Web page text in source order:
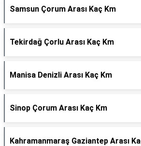
Samsun Çorum Arası Kaç Km
Tekirdağ Çorlu Arası Kaç Km
Manisa Denizli Arası Kaç Km
Sinop Çorum Arası Kaç Km
Kahramanmaraş Gaziantep Arası